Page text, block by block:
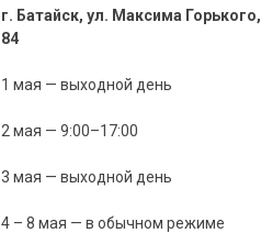
г. Батайск, ул. Максима Горького,
84
1 мая — выходной день
2 мая — 9:00–17:00
3 мая — выходной день
4 – 8 мая — в обычном режиме